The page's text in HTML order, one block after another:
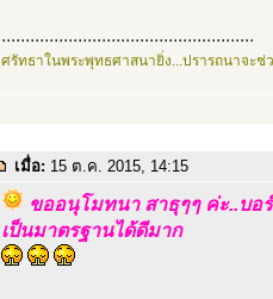
.....................................................
ศรัทธาในพระพุทธศาสนายิ่ง...ปรารถนาจะ
เมื่อ: 15 ต.ค. 2015, 14:15
ขออนุโมทนา สาธุๆๆ ค่ะ..บอ
เป็นมาตรฐานได้ดีมาก